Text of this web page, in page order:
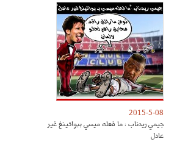
2015-5-08
جيمي ريدناب : ما فعله ميسي ببواتينغ غير
عادل